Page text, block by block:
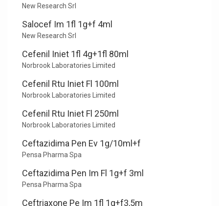
New Research Srl
Salocef Im 1fl 1g+f 4ml
New Research Srl
Cefenil Iniet 1fl 4g+1fl 80ml
Norbrook Laboratories Limited
Cefenil Rtu Iniet Fl 100ml
Norbrook Laboratories Limited
Cefenil Rtu Iniet Fl 250ml
Norbrook Laboratories Limited
Ceftazidima Pen Ev 1g/10ml+f
Pensa Pharma Spa
Ceftazidima Pen Im Fl 1g+f 3ml
Pensa Pharma Spa
Ceftriaxone Pe Im 1fl 1g+f3,5m